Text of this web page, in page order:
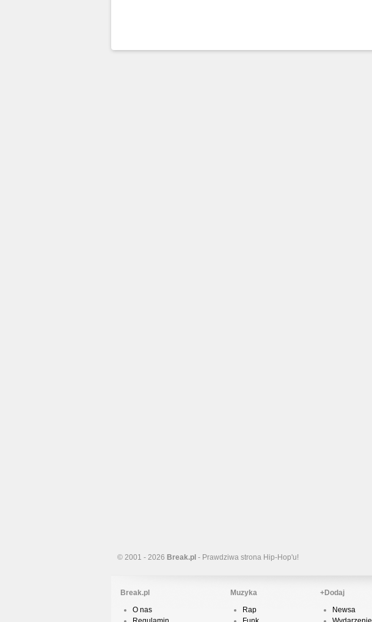
© 2001 - 2026 Break.pl - Prawdziwa strona Hip-Hop'u!
Break.pl
O nas
Muzyka
Rap
+Dodaj
Newsa